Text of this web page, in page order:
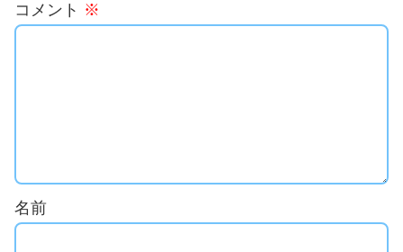
コメント ※
名前